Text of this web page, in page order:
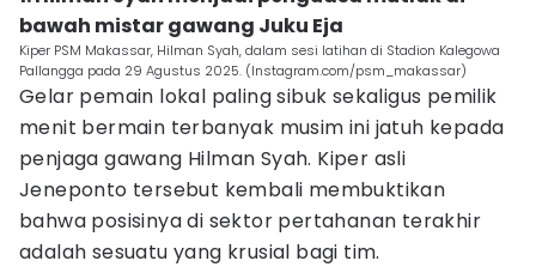
bawah mistar gawang Juku Eja
Kiper PSM Makassar, Hilman Syah, dalam sesi latihan di Stadion Kalegowa
Pallangga pada 29 Agustus 2025. (Instagram.com/psm_makassar)
Gelar pemain lokal paling sibuk sekaligus pemilik
menit bermain terbanyak musim ini jatuh kepada
penjaga gawang Hilman Syah. Kiper asli
Jeneponto tersebut kembali membuktikan
bahwa posisinya di sektor pertahanan terakhir
adalah sesuatu yang krusial bagi tim.